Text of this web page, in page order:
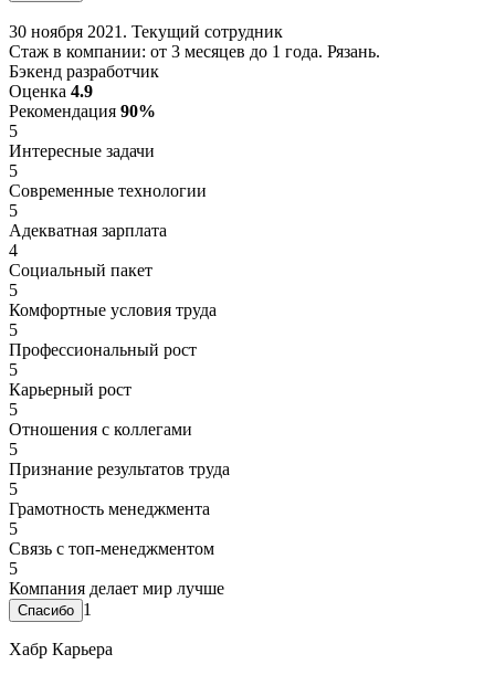
30 ноября 2021. Текущий сотрудник
Стаж в компании: от 3 месяцев до 1 года. Рязань.
Бэкенд разработчик
Оценка 4.9
Рекомендация 90%
5
Интересные задачи
5
Современные технологии
5
Адекватная зарплата
4
Социальный пакет
5
Комфортные условия труда
5
Профессиональный рост
5
Карьерный рост
5
Отношения с коллегами
5
Признание результатов труда
5
Грамотность менеджмента
5
Связь с топ-менеджментом
5
Компания делает мир лучше
1
Хабр Карьера